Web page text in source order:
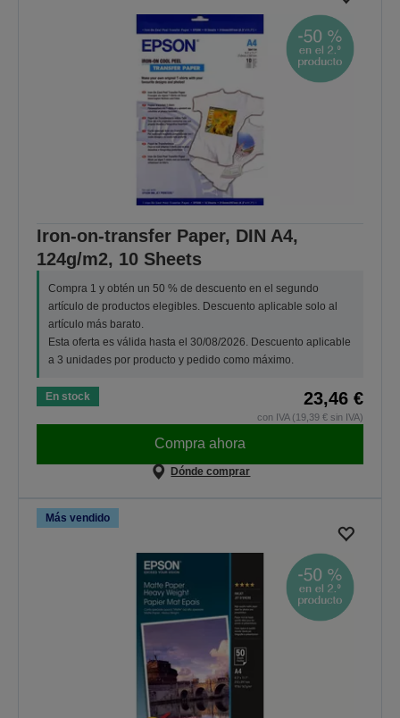
Iron-on-transfer Paper, DIN A4,
124g/m2, 10 Sheets
Compra 1 y obtén un 50 % de descuento en el segundo
artículo de productos elegibles. Descuento aplicable solo al
artículo más barato.
Esta oferta es válida hasta el 30/08/2026. Descuento aplicable
a 3 unidades por producto y pedido como máximo.
En stock 23,46 €
con IVA (19,39 € sin IVA)
Compra ahora
Dónde comprar
Más vendido